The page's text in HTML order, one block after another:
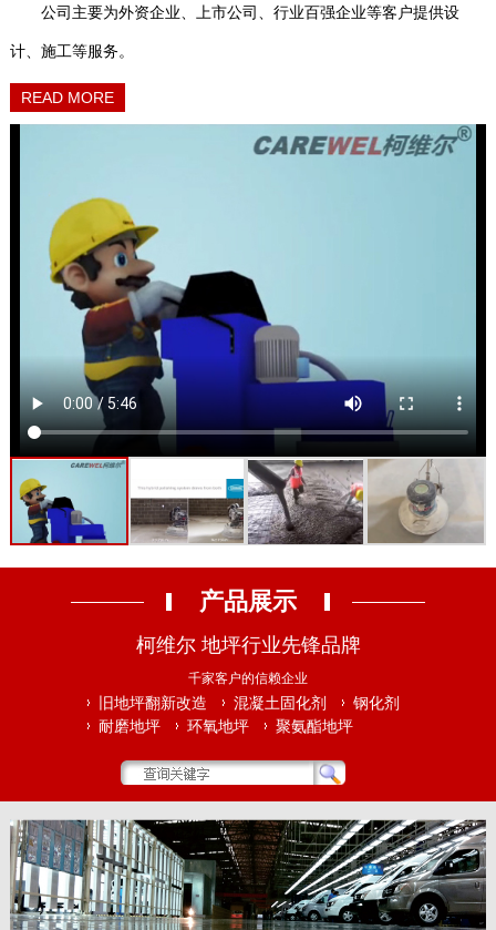
公司主要为外资企业、上市公司、行业百强企业等客户提供设
计、施工等服务。
READ MORE
产品展示
柯维尔 地坪行业先锋品牌
千家客户的信赖企业
旧地坪翻新改造 混凝土固化剂
钢化剂
耐磨地坪
环氧地坪 聚氨酯地坪